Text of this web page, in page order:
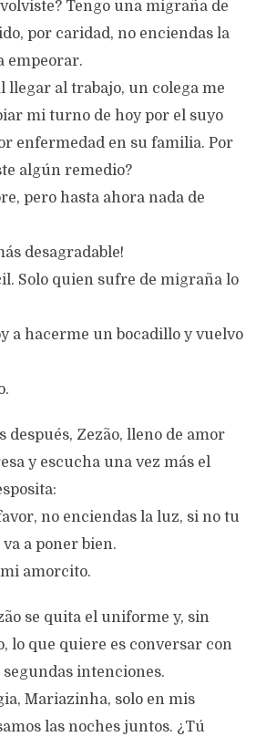
Tengo una migraña de
por caridad, no enciendas la
empeorar.
llegar al trabajo, un colega me
mi turno de hoy por el suyo
enfermedad en su familia. Por
algún remedio?
pero hasta ahora nada de
desagradable!
Solo quien sufre de migraña lo
a hacerme un bocadillo y vuelvo
después, Zezão, lleno de amor
y escucha una vez más el
no enciendas la luz, si no tu
va a poner bien.
amorcito.
se quita el uniforme y, sin
lo que quiere es conversar con
segundas intenciones.
Mariazinha, solo en mis
las noches juntos. ¿Tú